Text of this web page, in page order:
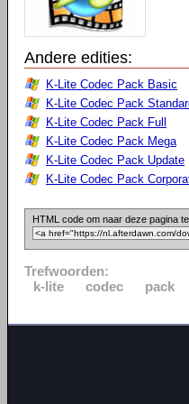
Andere edities:
K-Lite Codec Pack Basic
K-Lite Codec Pack
K-Lite Codec Pack Full
K-Lite Codec Pack Mega
K-Lite Codec Pack Update
K-Lite Codec Pack
HTML code om naar deze pagina
Trefwoorden:
k-lite
codec pack